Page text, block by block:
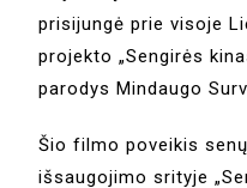
prisijungė prie visoje
projekto „Sengirės
parodys Mindaugo
Šio filmo poveikis
išsaugojimo srityje